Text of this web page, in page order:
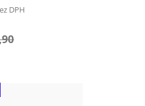
DPH